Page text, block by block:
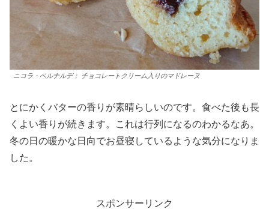
ニコラ・ベルナルデ； チョコレートクリーム入りのマドレーヌ
とにかくバターの香りが素晴らしいのです。食べた後も長
くよい香りが続きます。これは行列になるのわかるなあ。
冬の日の暖かな日向でお昼寝しているような気分になりま
した。
スポンサーリンク